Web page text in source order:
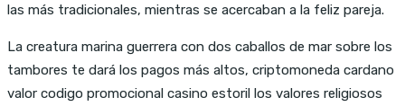
las más tradicionales, mientras se acercaban a la feliz pareja.
La creatura marina guerrera con dos caballos de mar sobre los
tambores te dará los pagos más altos, criptomoneda cardano
valor codigo promocional casino estoril los valores religiosos